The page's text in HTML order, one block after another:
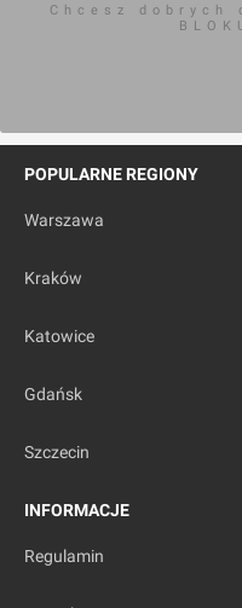
Chcesz dobrych
POPULARNE REGIONY
Warszawa
Kraków
Katowice
Gdańsk
Szczecin
INFORMACJE
Regulamin